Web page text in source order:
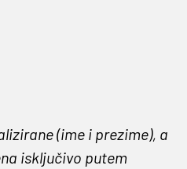
(ime i prezime), a
isključivo putem